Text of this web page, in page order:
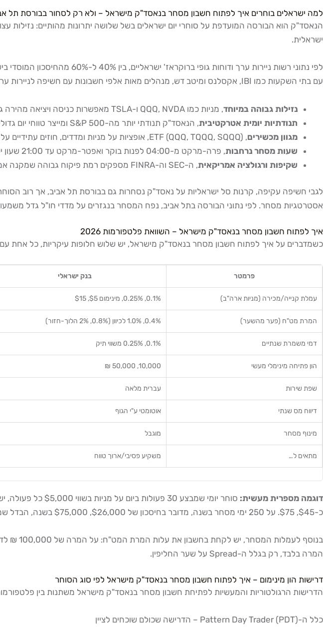
למה ישראלים בוחרים איך לפתוח חשבון מסחר בנאסד"ק מישראל – ולא רק לסחור בבורסת תל
הנאסד"ק הוא הבורסה המועדפת על סוחרי יום ישראלים בשל שלושה יתרונות מהותיים: נזילות
ישראלית.
לפי נתוני רשות ניירות ערך
עם בתי השקעות כמו IBI, אקסלנס ומיטב דש, מנהלים מאות אלפי חשבונות עם חשיפה לניירות ערך אמריקאים. הנאסד"ק ספציפית מושך סוחרים ישראלים בגלל:
נזילות גבוהה במיוחד, מניות כמו QQQ, NVDA ו-TSLA מאפשרות כניסה ויציאה מהירה גם בפוזיציות גדולות
תנודתיות יומית אטרקטיבית, הנאסד"ק תנודתי יותר מה-S&P 500 ומייצר טווחי יום גדולים יותר לסוחר היומי
מגוון מכשירים, ETF (QQQ, TQQQ, SQQQ), אופציות על מניות ומדדים, חוזים עתידיים על מדד הנאסד"ק
שעות מסחר נרחבות, פרה-מרקט מ-04:00 לפנות בוקר ואפטר-מרקט עד 21:00 שעון ישראל (בשעון קיץ), מה שמאפשר גמישות גם למי שעובד משרה מלאה
שקיפות ורגולציה אמריקאית, ה-SEC וה-FINRA מספקים רמת פיקוח גבוהה שמקנה אמון
לגבי חשיפה עקיפה, קרנות סל ישראליות על נאסד"ק נסחרות גם בבורסת תל אביב, אך רוב
אסטרטגיות מסחר. לפי נתוני הבורסה בתל אביב, נפח המסחר בנגזרים על מדדי חו"ל גדל משמעותית בשנים 2023, 2025, מה שמדגיש את הביקוש הגובר של ישראלים
איך לפתוח חשבון מסחר בנאסד"ק מישראל – השוואת פלטפורמות 2026
כשמדברים על איך לפתוח חשבון מסחר בנאסד"ק מישראל, יש שלוש חלופות עיקריות, כל אחת עם
פרמטר בנק ישראלי
עמלת קנייה/מכירה (מניות ארה"ב) 0.1%, 0.25%, מינימום $5, $15
המרת מט"ח (פער מהשער) 0.4%, 1.0% לכיוון (0.8%, 2% הלוך-חזור)
דמי משמרת שנתיים 0.1%, 0.25% משווי תיק
הון פתיחה מינימלי מעשי 10,000, 50,000 ₪
שפת שירות עברית מלאה
דיווח מס שנתי אוטומטי ע"י הגוף
מינוף מסחר מוגבל
מתאים ל… משקיע פסיבי/ארוך טווח
דוגמה מספרית מעשית:
כ-$45, $75. על 250 ימי מסחר בשנה, מדובר בחיסכון של $26,000, $75,000 בשנה, הבדל שמשנה את כדאיות כל עסק מסחרי.
המרה בלבד, רק בגלל ה-Spread על שער החליפין.
דרישות הון מינימום – איך לפתוח חשבון מסחר בנאסד"ק מישראל לפי סוג הסוחר
הדרישות הרגולטוריות והמעשיות לפתיחת חשבון מסחר בנאסד"ק מישראל משתנות בין
כלל ה-Pattern Day Trader (PDT) – הדרישה שכולם שוכחים לציין